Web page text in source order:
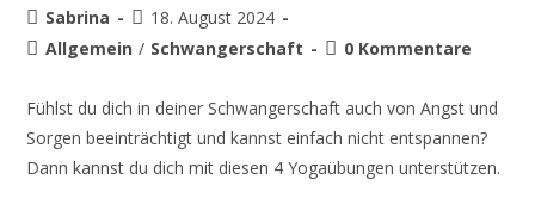
Sabrina
18. August 2024
Allgemein / Schwangerschaft 0 Kommentare
Fühlst du dich in deiner Schwangerschaft auch von Angst und
Sorgen beeinträchtigt und kannst einfach nicht entspannen?
Dann kannst du dich mit diesen 4 Yogaübungen unterstützen.